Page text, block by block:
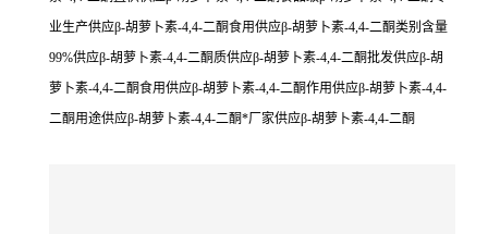
业生产供应β-胡萝卜素-4,4-二酮食用供应β-胡萝卜素-4,4-二酮类别含量
99%供应β-胡萝卜素-4,4-二酮质供应β-胡萝卜素-4,4-二酮批发供应β-胡
萝卜素-4,4-二酮食用供应β-胡萝卜素-4,4-二酮作用供应β-胡萝卜素-4,4-
二酮用途供应β-胡萝卜素-4,4-二酮*厂家供应β-胡萝卜素-4,4-二酮